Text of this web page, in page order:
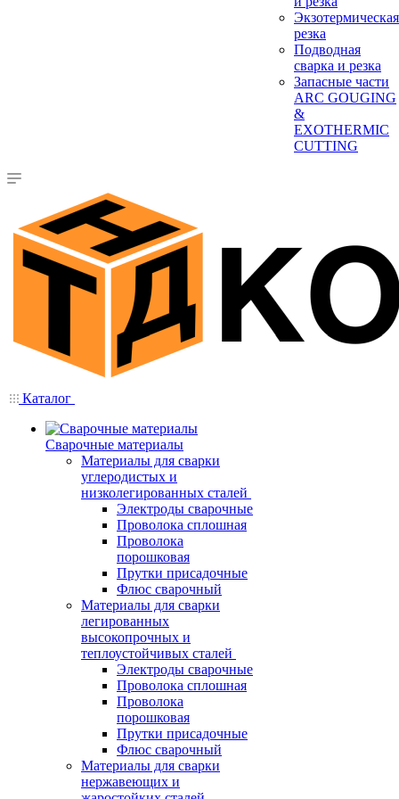
Экзотермическая
резка
Подводная
сварка и резка
Запасные части
ARC GOUGING
&
EXOTHERMIC
CUTTING
Каталог
Сварочные материалы
Материалы для сварки
углеродистых и
низколегированных сталей
Электроды сварочные
Проволока сплошная
Проволока
порошковая
Прутки присадочные
Флюс сварочный
Материалы для сварки
легированных
высокопрочных и
теплоустойчивых сталей
Электроды сварочные
Проволока сплошная
Проволока
порошковая
Прутки присадочные
Флюс сварочный
Материалы для сварки
нержавеющих и